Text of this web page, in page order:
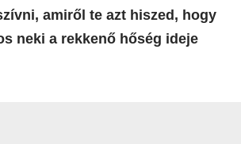
amiről te azt hiszed, hogy
neki a rekkenő hőség ideje